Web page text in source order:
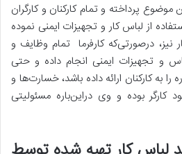
این موضوع پرداخته و تمام کارکنان و کارگران
از لباس کار و تجهیزات ایمنی نموده
۸۵ قانون کار نیز، درصورتی‌که کارفرما تمام وظایف و
و تجهیزات ایمنی انجام داده و حتی
را به کارکنان ارائه داده باشد، خسارت‌ها و
بوده و وی دراین‌باره مسئولیتی